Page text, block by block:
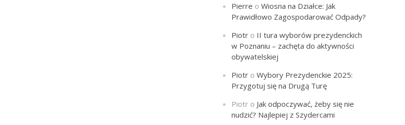
Pierre oWiosna na Działce: Jak
Prawidłowo Zagospodarować Odpady?
Piotr o II tura wyborów prezydenckich
w Poznaniu – zachęta do aktywności
obywatelskiej
Piotr oWybory Prezydenckie 2025:
Przygotuj się na Drugą Turę
Piotr o Jak odpoczywać, żeby się nie
nudzić? Najlepiej z Szydercami